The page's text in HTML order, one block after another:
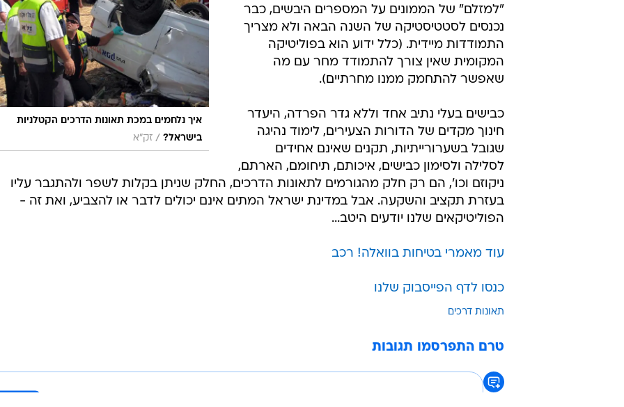
איך נלחמים במכת תאונות הדרכים הקטלניות
בישראל? / זק"א
"למזלם" של הממונים על המספרים היבשים, כבר
נכנסים לסטטיסטיקה של השנה הבאה ולא מצריך
התמודדות מיידית. (כלל ידוע הוא בפוליטיקה
המקומית שאין צורך להתמודד מחר עם מה
שאפשר להתחמק ממנו מחרתיים).
כבישים בעלי נתיב אחד וללא גדר הפרדה, היעדר
חינוך מקדים של הדורות הצעירים, לימוד נהיגה
שגובל בשערורייתיות, תקנים שאינם אחידים
לסלילה ולסימון כבישים, איכותם, תיחומם, הארתם,
ניקוזם וכו', הם רק חלק מהגורמים לתאונות הדרכים, החלק שניתן בקלות לשפר ולהתגבר עליו
בעזרת תקציב והשקעה. אבל במדינת ישראל המתים אינם יכולים לדבר או להצביע, ואת זה -
הפוליטיקאים שלנו יודעים היטב...
עוד מאמרי בטיחות בוואלה! רכב
כנסו לדף הפייסבוק שלנו
תאונות דרכים
טרם התפרסמו תגובות